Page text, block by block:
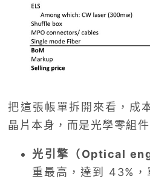
把這張帳單拆開來看，成
晶片本身，而是光學零組件
光引擎（Optical
重最高，達到 43%